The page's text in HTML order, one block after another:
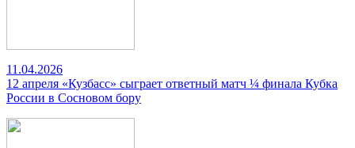
11.04.2026
12 апреля «Кузбасс» сыграет ответный матч ¼ финала Кубка
России в Сосновом бору